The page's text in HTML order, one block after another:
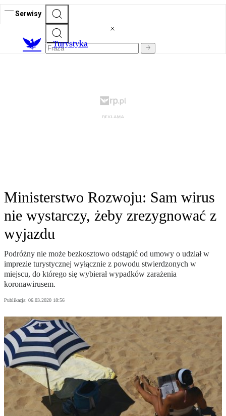
Serwisy
Turystyka
Ministerstwo Rozwoju: Sam wirus
nie wystarczy, żeby zrezygnować z
wyjazdu
Podróżny nie może bezkosztowo odstąpić od umowy o udział w
imprezie turystycznej wyłącznie z powodu stwierdzonych w
miejscu, do którego się wybierał wypadków zarażenia
koronawirusem.
Publikacja: 06.03.2020 18:56